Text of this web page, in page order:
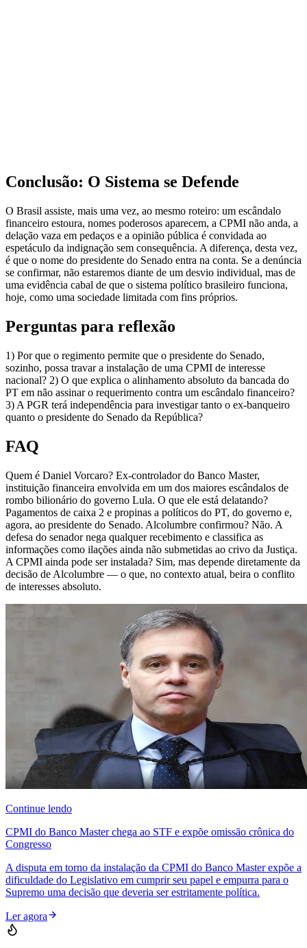
Conclusão: O Sistema se Defende
O Brasil assiste, mais uma vez, ao mesmo roteiro: um escândalo
financeiro estoura, nomes poderosos aparecem, a CPMI não anda, a
delação vaza em pedaços e a opinião pública é convidada ao
espetáculo da indignação sem consequência. A diferença, desta vez,
é que o nome do presidente do Senado entra na conta. Se a denúncia
se confirmar, não estaremos diante de um desvio individual, mas de
uma evidência cabal de que o sistema político brasileiro funciona,
hoje, como uma sociedade limitada com fins próprios.
Perguntas para reflexão
1) Por que o regimento permite que o presidente do Senado,
sozinho, possa travar a instalação de uma CPMI de interesse
nacional? 2) O que explica o alinhamento absoluto da bancada do
PT em não assinar o requerimento contra um escândalo financeiro?
3) A PGR terá independência para investigar tanto o ex-banqueiro
quanto o presidente do Senado da República?
FAQ
Quem é Daniel Vorcaro? Ex-controlador do Banco Master,
instituição financeira envolvida em um dos maiores escândalos de
rombo bilionário do governo Lula. O que ele está delatando?
Pagamentos de caixa 2 e propinas a políticos do PT, do governo e,
agora, ao presidente do Senado. Alcolumbre confirmou? Não. A
defesa do senador nega qualquer recebimento e classifica as
informações como ilações ainda não submetidas ao crivo da Justiça.
A CPMI ainda pode ser instalada? Sim, mas depende diretamente da
decisão de Alcolumbre — o que, no contexto atual, beira o conflito
de interesses absoluto.
Continue lendo
CPMI do Banco Master chega ao STF e expõe omissão crônica do
Congresso
A disputa em torno da instalação da CPMI do Banco Master expõe a
dificuldade do Legislativo em cumprir seu papel e empurra para o
Supremo uma decisão que deveria ser estritamente política.
Ler agora